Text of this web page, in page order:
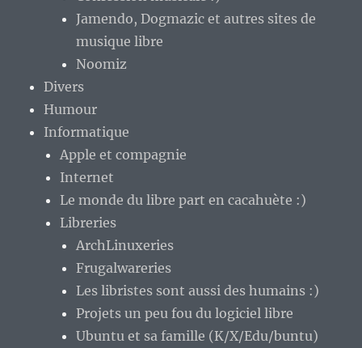
Jamendo, Dogmazic et autres sites de
musique libre
Noomiz
Divers
Humour
Informatique
Apple et compagnie
Internet
Le monde du libre part en cacahuète :)
Libreries
ArchLinuxeries
Frugalwareries
Les libristes sont aussi des humains :)
Projets un peu fou du logiciel libre
Ubuntu et sa famille (K/X/Edu/buntu)